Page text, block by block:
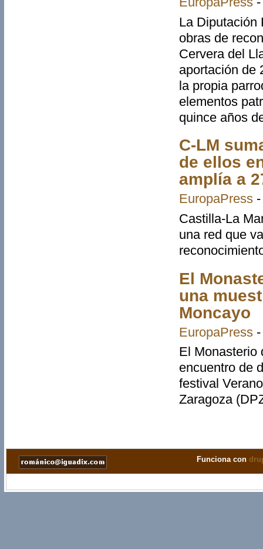
La Diputación
obras de
Cervera del
aportación de
la propia
elementos
quince años
C-LM
de ellos
amplía a
EuropaPress
Castilla-La
una red que
El
una
Moncayo
EuropaPress
El Monasterio
encuentro de
festival
Zaragoza
Funciona con